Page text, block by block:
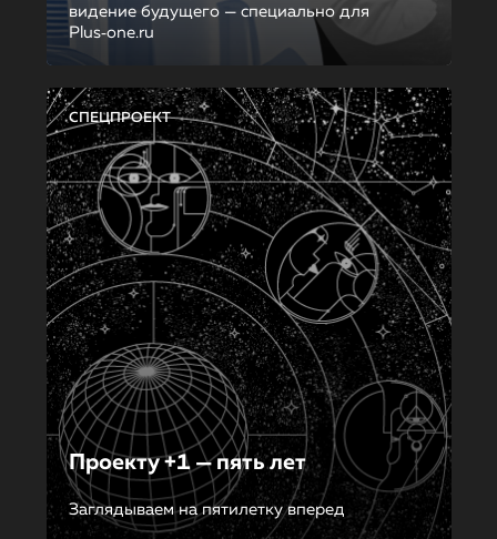
видение будущего — специально для
Plus‑one.ru
СПЕЦПРОЕКТ
Проекту +1 — пять лет
Заглядываем на пятилетку вперед